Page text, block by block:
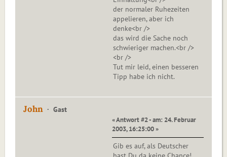
der normaler Ruhezeiten
appelieren, aber ich
denke<br />
das wird die Sache noch
schwieriger machen.<br />
<br />
Tut mir leid, einen besseren
Tipp habe ich nicht.
John Gast
« Antwort #2 - am: 24. Februar
2003, 16:25:00 »
Gib es auf, als Deutscher